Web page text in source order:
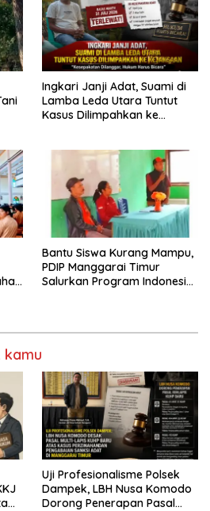
Ingkari Janji Adat, Suami di
Lamba Leda Utara Tuntut
Kasus Dilimpahkan ke
Bantu Siswa Kurang Mampu,
PDIP Manggarai Timur
Salurkan Program Indonesia
kamu
Uji Profesionalisme Polsek
Dampek, LBH Nusa Komodo
Dorong Penerapan Pasal